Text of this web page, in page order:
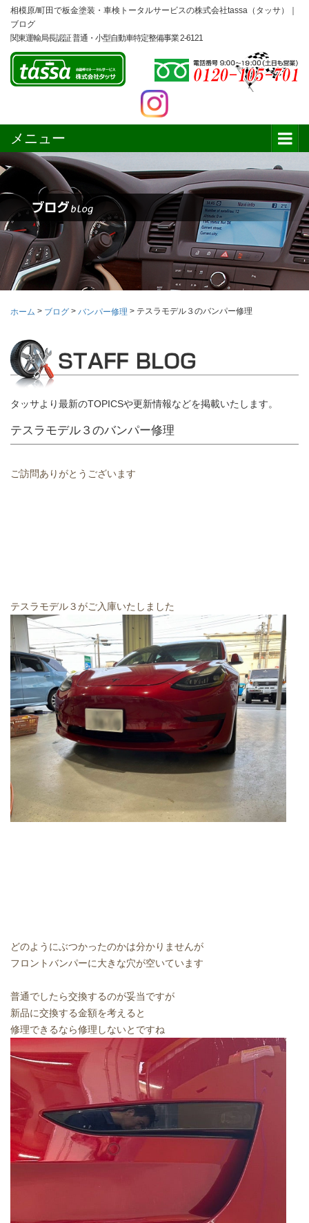
相模原/町田で板金塗装・車検トータルサービスの株式会社tassa（タッサ）｜
ブログ
関東運輸局長認証 普通・小型自動車特定整備事業 2-6121
メニュー
ホーム > ブログ > バンパー修理 > テスラモデル３のバンパー修理
タッサより最新のTOPICSや更新情報などを掲載いたします。
テスラモデル３のバンパー修理
ご訪問ありがとうございます
テスラモデル３がご入庫いたしました
どのようにぶつかったのかは分かりませんが
フロントバンパーに大きな穴が空いています
普通でしたら交換するのが妥当ですが
新品に交換する金額を考えると
修理できるなら修理しないとですね